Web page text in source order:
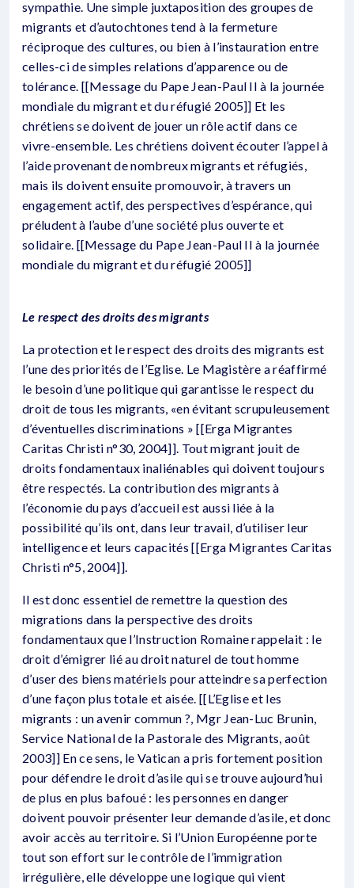
sympathie. Une simple juxtaposition des groupes de
migrants et d’autochtones tend à la fermeture
réciproque des cultures, ou bien à l’instauration entre
celles-ci de simples relations d’apparence ou de
tolérance. [[Message du Pape Jean-Paul II à la journée
mondiale du migrant et du réfugié 2005]] Et les
chrétiens se doivent de jouer un rôle actif dans ce
vivre-ensemble. Les chrétiens doivent écouter l’appel à
l’aide provenant de nombreux migrants et réfugiés,
mais ils doivent ensuite promouvoir, à travers un
engagement actif, des perspectives d’espérance, qui
préludent à l’aube d’une société plus ouverte et
solidaire. [[Message du Pape Jean-Paul II à la journée
mondiale du migrant et du réfugié 2005]]
Le respect des droits des migrants
La protection et le respect des droits des migrants est
l’une des priorités de l’Eglise. Le Magistère a réaffirmé
le besoin d’une politique qui garantisse le respect du
droit de tous les migrants, «en évitant scrupuleusement
d’éventuelles discriminations » [[Erga Migrantes
Caritas Christi n°30, 2004]]. Tout migrant jouit de
droits fondamentaux inaliénables qui doivent toujours
être respectés. La contribution des migrants à
l’économie du pays d’accueil est aussi liée à la
possibilité qu’ils ont, dans leur travail, d’utiliser leur
intelligence et leurs capacités [[Erga Migrantes Caritas
Christi n°5, 2004]].
Il est donc essentiel de remettre la question des
migrations dans la perspective des droits
fondamentaux que l’Instruction Romaine rappelait : le
droit d’émigrer lié au droit naturel de tout homme
d’user des biens matériels pour atteindre sa perfection
d’une façon plus totale et aisée. [[L’Eglise et les
migrants : un avenir commun ?, Mgr Jean-Luc Brunin,
Service National de la Pastorale des Migrants, août
2003]] En ce sens, le Vatican a pris fortement position
pour défendre le droit d’asile qui se trouve aujourd’hui
de plus en plus bafoué : les personnes en danger
doivent pouvoir présenter leur demande d’asile, et donc
avoir accès au territoire. Si l’Union Européenne porte
tout son effort sur le contrôle de l’immigration
irrégulière, elle développe une logique qui vient